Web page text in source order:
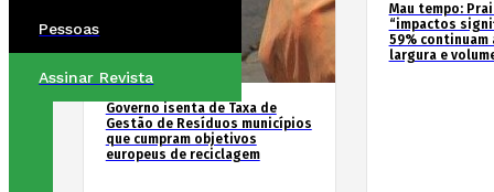
Pessoas
Assinar Revista
Governo isenta de Taxa de
Gestão de Resíduos municípios
que cumpram objetivos
europeus de reciclagem
Mau tempo:
“impactos
59% continuam
largura e